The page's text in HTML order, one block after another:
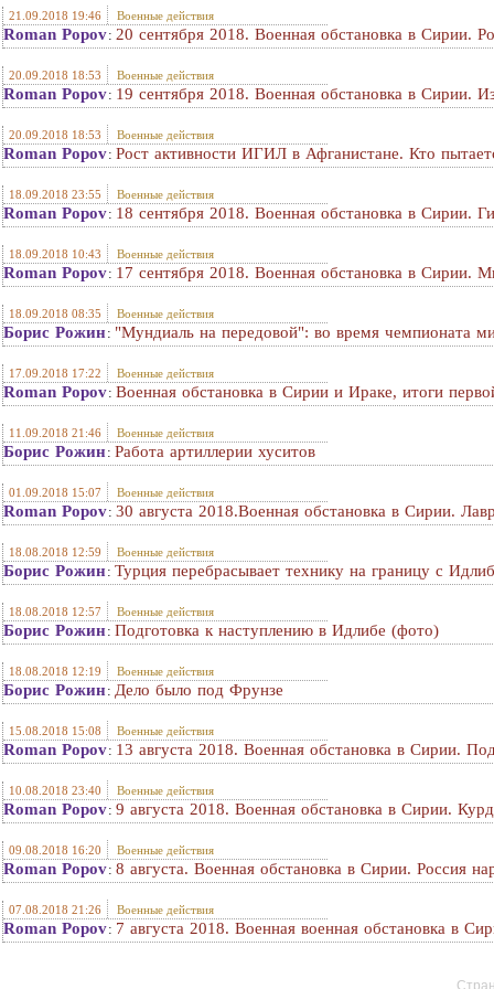
21.09.2018 19:46 Военные действия
Roman Popov: 20 сентября 2018. Военная обстановка в Сирии.
20.09.2018 18:53 Военные действия
Roman Popov: 19 сентября 2018. Военная обстановка в Сирии.
20.09.2018 18:53 Военные действия
Roman Popov: Рост активности ИГИЛ в Афганистане. Кто
18.09.2018 23:55 Военные действия
Roman Popov: 18 сентября 2018. Военная обстановка в Сирии.
18.09.2018 10:43 Военные действия
Roman Popov: 17 сентября 2018. Военная обстановка в Сирии.
18.09.2018 08:35 Военные действия
Борис Рожин: "Мундиаль на передовой": во время чемпионата
17.09.2018 17:22 Военные действия
Roman Popov: Военная обстановка в Сирии и Ираке, итоги
11.09.2018 21:46 Военные действия
Борис Рожин: Работа артиллерии хуситов
01.09.2018 15:07 Военные действия
Roman Popov: 30 августа 2018.Военная обстановка в Сирии.
18.08.2018 12:59 Военные действия
Борис Рожин: Турция перебрасывает технику на границу с
18.08.2018 12:57 Военные действия
Борис Рожин: Подготовка к наступлению в Идлибе (фото)
18.08.2018 12:19 Военные действия
Борис Рожин: Дело было под Фрунзе
15.08.2018 15:08 Военные действия
Roman Popov: 13 августа 2018. Военная обстановка в Сирии.
10.08.2018 23:40 Военные действия
Roman Popov: 9 августа 2018. Военная обстановка в Сирии.
09.08.2018 16:20 Военные действия
Roman Popov: 8 августа. Военная обстановка в Сирии. Россия
07.08.2018 21:26 Военные действия
Roman Popov: 7 августа 2018. Военная военная обстановка в